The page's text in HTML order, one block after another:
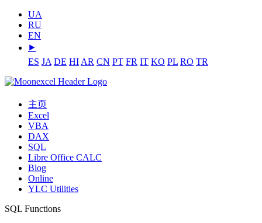
UA
RU
EN
⯈
ES JA DE HI AR CN PT FR IT KO PL RO TR
主页
Excel
VBA
DAX
SQL
Libre Office CALC
Blog
Online
YLC Utilities
SQL Functions